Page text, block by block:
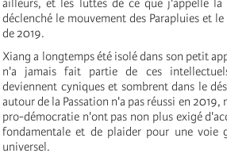
ailleurs, et les luttes de ce que j'appelle la
déclenché le mouvement des Parapluies et
de 2019.
Xiang a longtemps été isolé dans son petit
n'a jamais fait partie de ces
deviennent cyniques et sombrent dans le
autour de la Passation n'a pas réussi en
pro-démocratie n'ont pas non plus exigé
fondamentale et de plaider pour une voie
universel.